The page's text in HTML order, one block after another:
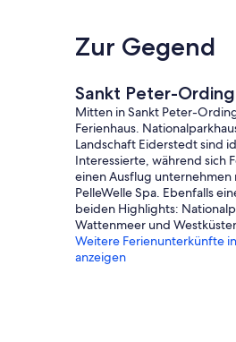
Zur Gegend
Sankt Peter-Ording
Mitten in Sankt Peter-
Ferienhaus.
Landschaft Eiderstedt sind
Interessierte, während sich
einen Ausflug
PelleWelle Spa. Ebenfalls
beiden Highlights:
Wattenmeer und
Weitere Ferienunterkünfte
anzeigen